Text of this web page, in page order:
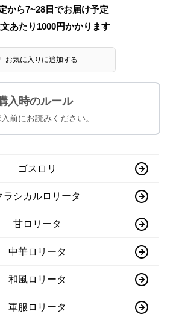
から7~28日でお届け予定
あたり 1000円かかります
お気に入りに追加する
入時のルール
前にお読みください。
ゴスロリ
ラシカルロリータ
甘ロリータ
中華ロリータ
和風ロリータ
軍服ロリータ